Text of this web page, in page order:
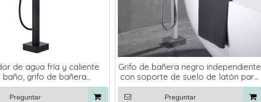
de agua fría y caliente
baño, grifo de bañera
de montaje en suelo
de latón negro
Preguntar
Grifo de bañera negro independiente
con soporte de suelo de latón para
llenado de bañera en cascada
Preguntar